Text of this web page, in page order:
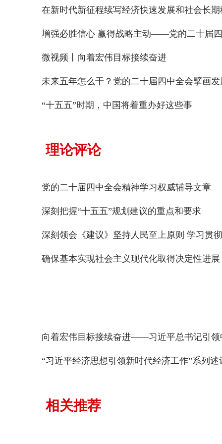
增强必胜信心 赢得战略主动——党的二十届
微视频丨向着宏伟目标接续奋进
未来五年怎么干？党的二十届四中全会擘画
“十五五”时期，中国将着重办好这些事
理论评论
党的二十届四中全会精神学习权威辅导文章
深刻把握“十五五”规划建议的重点和要求
深刻领会《建议》坚持人民至上原则 学习贯
确保基本实现社会主义现代化取得决定性进展
向着宏伟目标接续奋进——习近平总书记引领
“习近平经济思想引领新时代经济工作”系列述
相关推荐